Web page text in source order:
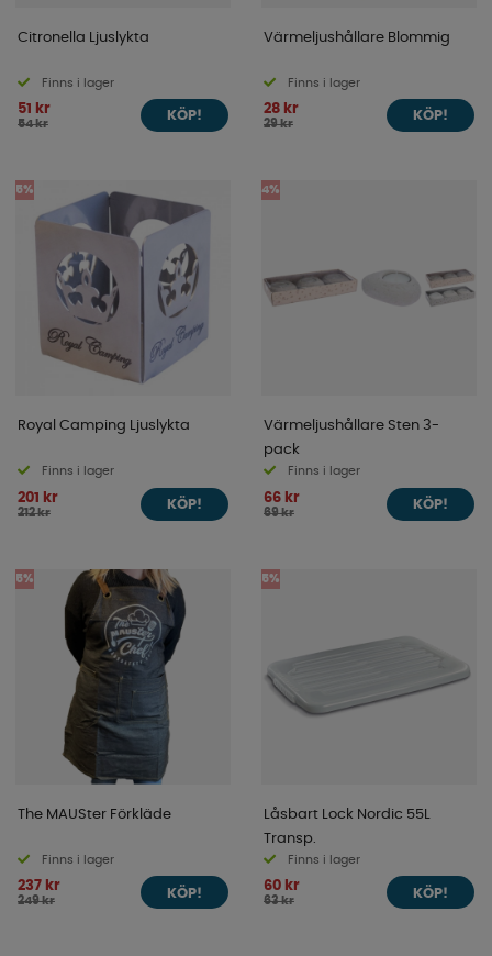
Citronella Ljuslykta
Finns i lager
51 kr
54 kr
KÖP!
Värmeljushållare Blommig
Finns i lager
28 kr
29 kr
KÖP!
5%
Royal Camping Ljuslykta
Finns i lager
201 kr
212 kr
KÖP!
4%
Värmeljushållare Sten 3-
pack
Finns i lager
66 kr
69 kr
KÖP!
5%
The MAUSter Förkläde
Finns i lager
237 kr
249 kr
KÖP!
5%
Låsbart Lock Nordic 55L
Transp.
Finns i lager
60 kr
63 kr
KÖP!